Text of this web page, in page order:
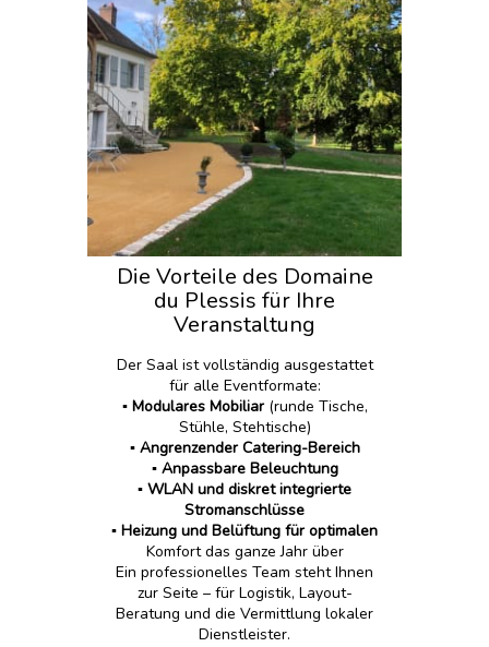
Die Vorteile des Domaine
du Plessis für Ihre
Veranstaltung
Der Saal ist vollständig ausgestattet
für alle Eventformate:
▪️ Modulares Mobiliar(runde Tische,
Stühle, Stehtische)
▪️Angrenzender Catering-Bereich
▪️ Anpassbare Beleuchtung
▪️ WLAN und diskret integrierte
Stromanschlüsse
▪️ Heizung und Belüftung für optimalen
Komfort das ganze Jahr über
Ein professionelles Team steht Ihnen
zur Seite – für Logistik, Layout-
Beratung und die Vermittlung lokaler
Dienstleister.